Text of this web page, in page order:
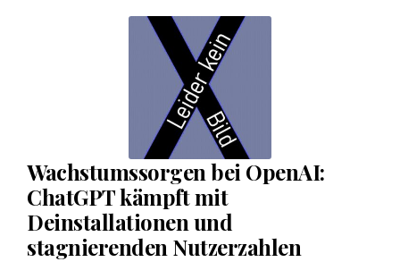
Wachstumssorgen bei OpenAI:
ChatGPT kämpft mit
Deinstallationen und
stagnierenden Nutzerzahlen